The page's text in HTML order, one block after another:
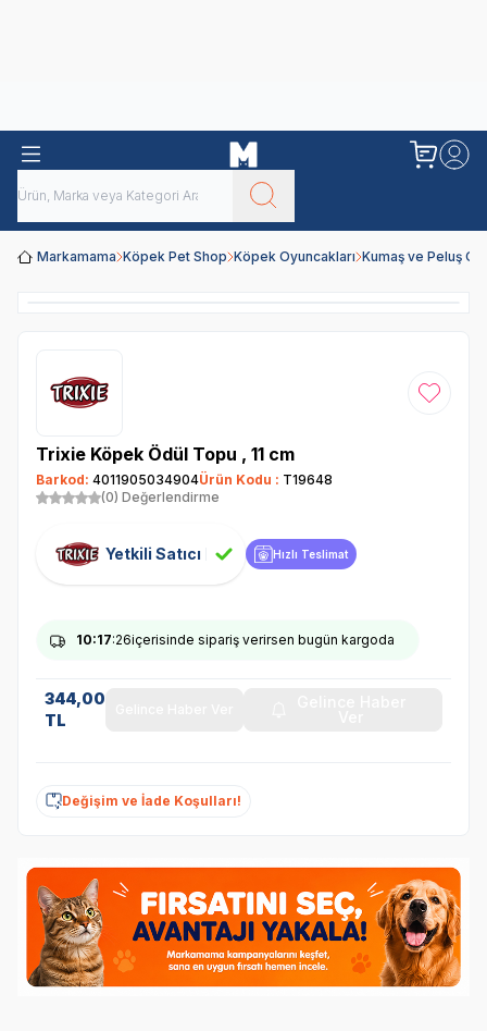
Markamama Köpek Pet Shop Köpek Oyuncakları Kumaş ve Peluş
Favoriye
Trixie Köpek Ödül Topu , 11 cm
Barkod: 4011905034904Ürün Kodu : T19648
(0) Değerlendirme
Yetkili Satıcı Hızlı Teslimat
10:17:26içerisinde sipariş verirsen bugün kargoda
344,00
TL
Değişim ve İade Koşulları!